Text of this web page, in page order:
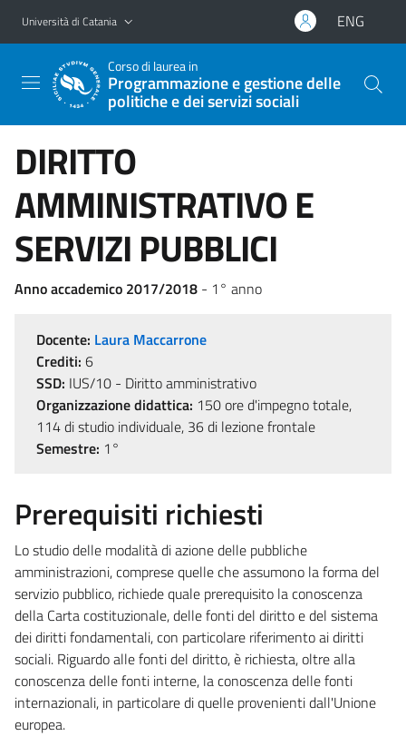
Vai al contenuto principale
Vai al menu di navigazione
Università di Catania ENG
Corso di laurea in
Programmazione e gestione delle
politiche e dei servizi sociali
DIRITTO
AMMINISTRATIVO E
SERVIZI PUBBLICI
Anno accademico 2017/2018 - 1° anno
Docente: Laura Maccarrone
Crediti: 6
SSD: IUS/10 - Diritto amministrativo
Organizzazione didattica: 150 ore d'impegno totale,
114 di studio individuale, 36 di lezione frontale
Semestre: 1°
Prerequisiti richiesti
Lo studio delle modalità di azione delle pubbliche
amministrazioni, comprese quelle che assumono la forma del
servizio pubblico, richiede quale prerequisito la conoscenza
della Carta costituzionale, delle fonti del diritto e del sistema
dei diritti fondamentali, con particolare riferimento ai diritti
sociali. Riguardo alle fonti del diritto, è richiesta, oltre alla
conoscenza delle fonti interne, la conoscenza delle fonti
internazionali, in particolare di quelle provenienti dall'Unione
europea.